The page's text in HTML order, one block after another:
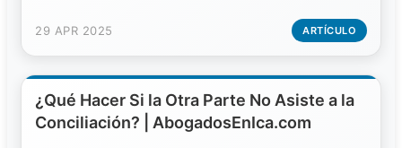
29 APR 2025 ARTÍCULO
¿Qué Hacer Si la Otra Parte No Asiste a la
Conciliación? | AbogadosEnIca.com